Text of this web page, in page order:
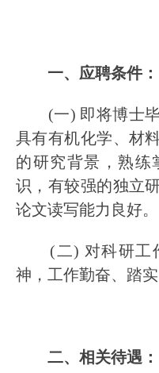
一、应聘条件：
(一) 即将博士毕
具有有机化学、材
的研究背景，熟练
识，有较强的独立
论文读写能力良好。
(二) 对科研工
神，工作勤奋、踏
二、相关待遇：